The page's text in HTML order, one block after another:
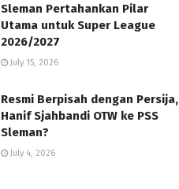
Sleman Pertahankan Pilar
Utama untuk Super League
2026/2027
July 15, 2026
Resmi Berpisah dengan Persija,
Hanif Sjahbandi OTW ke PSS
Sleman?
July 4, 2026